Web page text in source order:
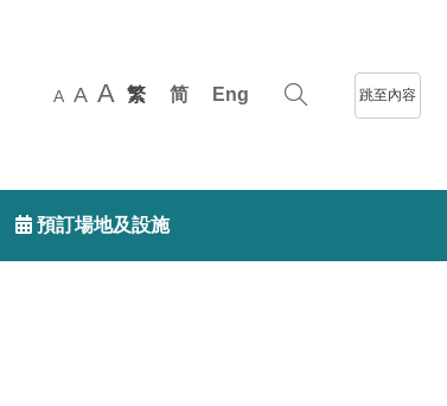
A A A 繁 简 Eng 跳至內容
 預訂場地及設施